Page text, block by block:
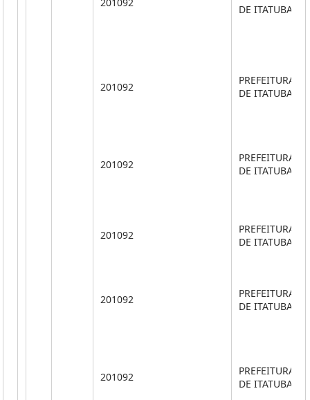
DE ITATUBA
201092
PREFEITURA
DE ITATUBA
201092
PREFEITURA
DE ITATUBA
201092
PREFEITURA
DE ITATUBA
201092
PREFEITURA
DE ITATUBA
201092
PREFEITURA
DE ITATUBA